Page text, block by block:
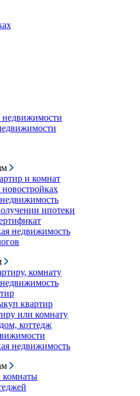
недвижимости
и комнат
ипотеки
недвижимость
комнату
квартир
или комнату
коттедж
недвижимость
комнаты